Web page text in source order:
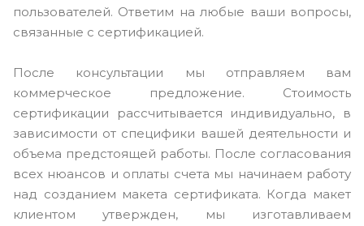
пользователей. Ответим на любые ваши вопросы,
связанные с сертификацией.
После консультации мы отправляем вам
коммерческое предложение. Стоимость
сертификации рассчитывается индивидуально, в
зависимости от специфики вашей деятельности и
объема предстоящей работы. После согласования
всех нюансов и оплаты счета мы начинаем работу
над созданием макета сертификата. Когда макет
клиентом утвержден, мы изготавливаем